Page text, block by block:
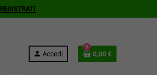
REGISTRATI.
person Accedi
0
0,00 €